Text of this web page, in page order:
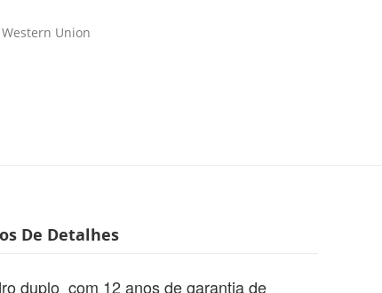
Union
De Detalhes
duplo com 12 anos de garantia de